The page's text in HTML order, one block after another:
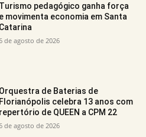
Turismo pedagógico ganha força
e movimenta economia em Santa
Catarina
de agosto de 2026
Orquestra de Baterias de
Florianópolis celebra 13 anos com
repertório de QUEEN a CPM 22
de agosto de 2026